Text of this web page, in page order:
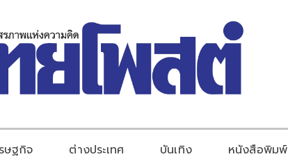
ษฐกิจ ต่างประเทศ บันเทิง หนังสือพิมพ์